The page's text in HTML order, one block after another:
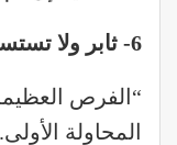
6- ثابر ولا تستسلم – النجاح يحتاج وقتًا
“الفرص
المحاولة